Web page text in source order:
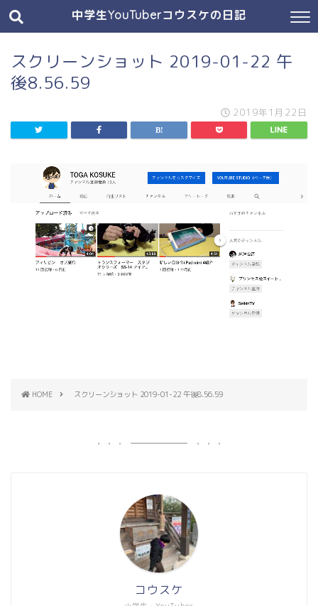
中学生YouTuberコウスケの日記
スクリーンショット 2019-01-22 午
後8.56.59
2019年1月22日
HOME スクリーンショット 2019-01-22 午後8.56.59
コウスケ